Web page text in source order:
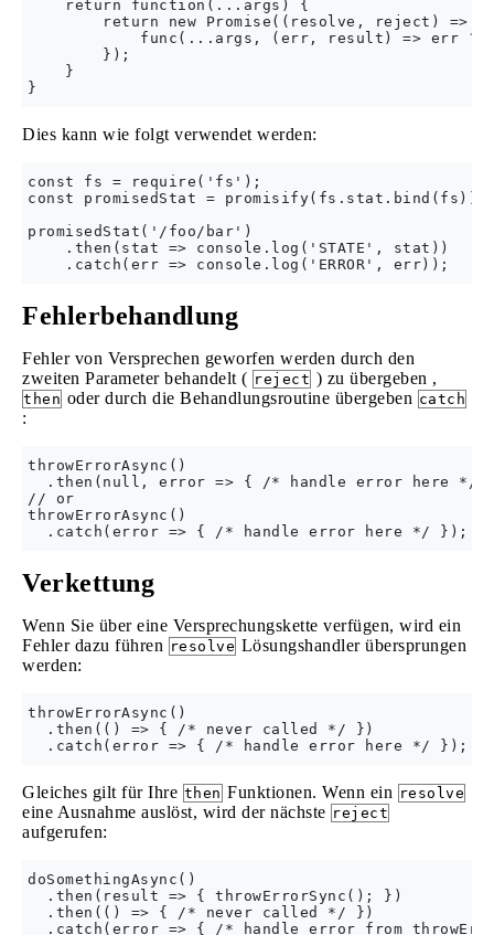
    return function(...args) {
        return new Promise((resolve, reject) => {
func(...args, (err, result) => err ?
        });
    }
Dies kann wie folgt verwendet werden:
const fs = require('fs');
const promisedStat = promisify(fs.stat.bind(fs));
promisedStat('/foo/bar')
    .then(stat => console.log('STATE', stat))
Fehlerbehandlung
Fehler von Versprechen geworfen werden durch den
zweiten Parameter behandelt ( reject ) zu übergeben ,
then oder durch die Behandlungsroutine übergeben catch
:
throwErrorAsync()
.then(null, error => { /* handle error here */
// or
throwErrorAsync()
Verkettung
Wenn Sie über eine Versprechungskette verfügen, wird ein
Fehler dazu führen resolve Lösungshandler übersprungen
werden:
throwErrorAsync()
  .then(() => { /* never called */ })
Gleiches gilt für Ihre then Funktionen. Wenn ein resolve
eine Ausnahme auslöst, wird der nächste reject
aufgerufen:
doSomethingAsync()
  .then(result => { throwErrorSync(); })
  .then(() => { /* never called */ })